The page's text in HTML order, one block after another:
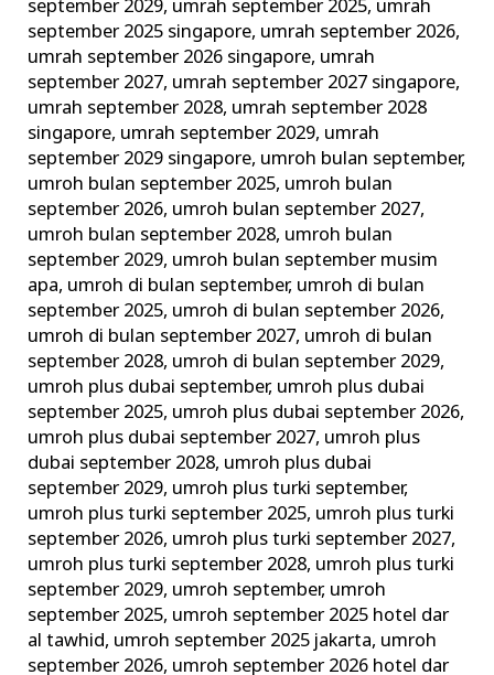
september 2029, umrah september 2025, umrah
september 2025 singapore, umrah september 2026,
umrah september 2026 singapore, umrah
september 2027, umrah september 2027 singapore,
umrah september 2028, umrah september 2028
singapore, umrah september 2029, umrah
september 2029 singapore, umroh bulan september,
umroh bulan september 2025, umroh bulan
september 2026, umroh bulan september 2027,
umroh bulan september 2028, umroh bulan
september 2029, umroh bulan september musim
apa, umroh di bulan september, umroh di bulan
september 2025, umroh di bulan september 2026,
umroh di bulan september 2027, umroh di bulan
september 2028, umroh di bulan september 2029,
umroh plus dubai september, umroh plus dubai
september 2025, umroh plus dubai september 2026,
umroh plus dubai september 2027, umroh plus
dubai september 2028, umroh plus dubai
september 2029, umroh plus turki september,
umroh plus turki september 2025, umroh plus turki
september 2026, umroh plus turki september 2027,
umroh plus turki september 2028, umroh plus turki
september 2029, umroh september, umroh
september 2025, umroh september 2025 hotel dar
al tawhid, umroh september 2025 jakarta, umroh
september 2026, umroh september 2026 hotel dar